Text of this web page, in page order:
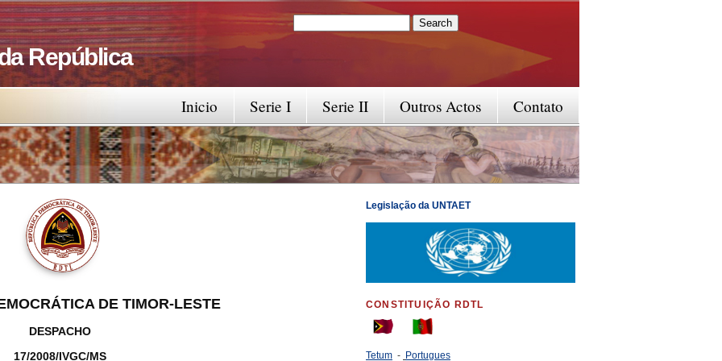
República
Search form
Contato
Outros Actos
Serie II
Serie I
Inicio
DE TIMOR-LESTE
DESPACHO
17/2008/IVGC/MS
Legislação da UNTAET
CONSTITUIÇÃO RDTL
Tetum - Portugues